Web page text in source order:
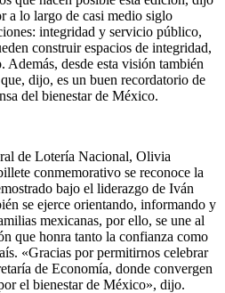
a lo largo de casi medio siglo
integridad y servicio público,
construir espacios de integridad,
desde esta visión también
dijo, es un buen recordatorio de
del bienestar de México.
de Lotería Nacional, Olivia
conmemorativo se reconoce la
bajo el liderazgo de Iván
se ejerce orientando, informando y
mexicanas, por ello, se une al
que honra tanto la confianza como
«Gracias por permitirnos celebrar
de Economía, donde convergen
el bienestar de México», dijo.